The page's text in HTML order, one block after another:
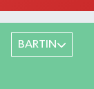
BARTIN